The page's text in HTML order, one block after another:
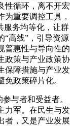
性循环，离不开宏
重要调控工具，
服务均等化，让群
“高线”，引导资源
普惠性与导向性的
政策与产业政策协
保障措施与产业发
政策碎片化。
与者和受益者。
力军。在民生与发
者，又是产业发展